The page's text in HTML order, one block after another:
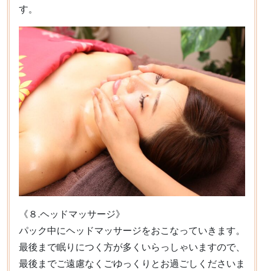
す。
《８.ヘッドマッサージ》
パック中にヘッドマッサージをおこなっていきます。
最後まで眠りにつく方が多くいらっしゃいますので、
最後までご遠慮なくごゆっくりとお過ごしくださいま